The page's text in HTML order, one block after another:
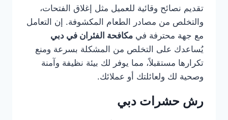
تقديم نصائح وقائية للعميل مثل إغلاق الفتحات،
والتخلص من مصادر الطعام المكشوفة. إن التعامل
مع جهة محترفة في مكافحة الفئران في دبي
يُساعدك على التخلص من المشكلة بسرعة ومنع
تكرارها مستقبلاً، مما يوفر لك بيئة نظيفة وآمنة
وصحية لك ولعائلتك أو عملائك.
رش حشرات دبي